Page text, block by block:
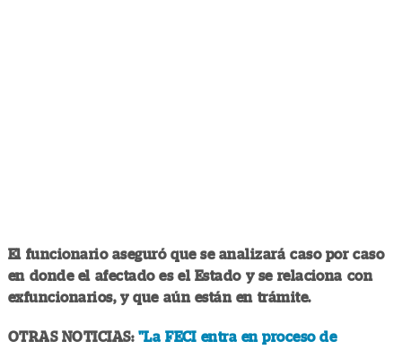
El funcionario aseguró que se analizará caso por caso
en donde el afectado es el Estado y se relaciona con
exfuncionarios, y que aún están en trámite.
OTRAS NOTICIAS: "La FECI entra en proceso de